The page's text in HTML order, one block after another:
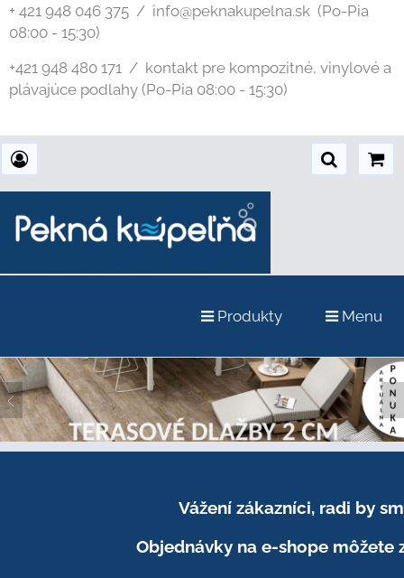
+ 421 948 046 375 / info@peknakupelna.sk (Po-Pia
08:00 - 15:30)
+421 948 480 171 / kontakt pre kompozitné, vinylové a
plávajúce podlahy (Po-Pia 08:00 - 15:30)
Produkty Menu
Vážení zákazníci, radi by
Objednávky na e-shope môžete